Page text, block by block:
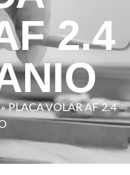
2.4
PLACA VOLAR AF 2.4